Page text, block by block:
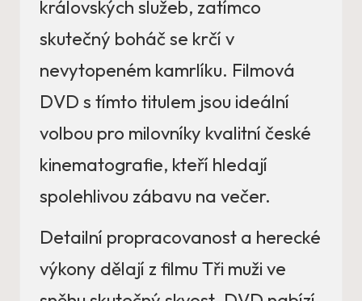
královských služeb, zatímco
skutečný boháč se krčí v
nevytopeném kamrlíku. Filmová
DVD s tímto titulem jsou ideální
volbou pro milovníky kvalitní české
kinematografie, kteří hledají
spolehlivou zábavu na večer.
Detailní propracovanost a herecké
výkony dělají z filmu Tři muži ve